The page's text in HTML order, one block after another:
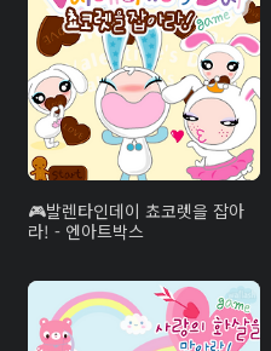
발렌타인데이 쵸코렛을 잡아
라! - 엔아트박스